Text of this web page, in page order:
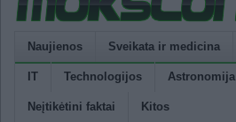
Naujienos Sveikata ir medicina
IT Technologijos Astronomija
Neįtikėtini faktai Kitos